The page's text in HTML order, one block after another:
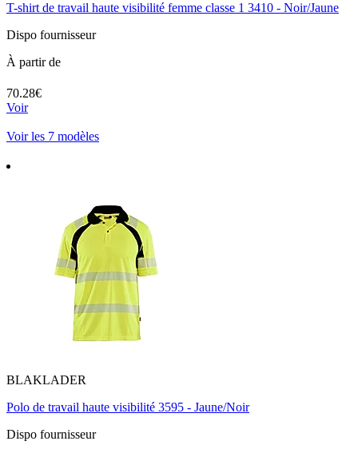
T-shirt de travail haute visibilité femme classe 1 3410 - Noir/Jaune
Dispo fournisseur
À partir de
70.28€
Voir
Voir les 7 modèles
BLAKLADER
Polo de travail haute visibilité 3595 - Jaune/Noir
Dispo fournisseur